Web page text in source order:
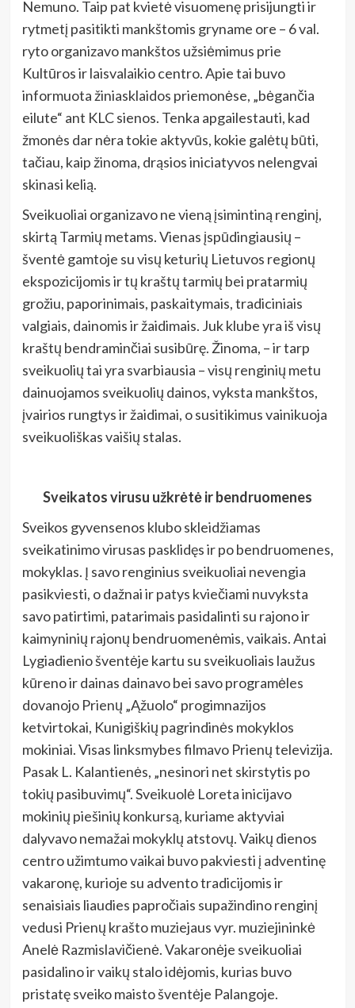
Nemuno. Taip pat kvietė visuomenę prisijungti ir
rytmetį pasitikti mankštomis gryname ore – 6 val.
ryto organizavo mankštos užsiėmimus prie
Kultūros ir laisvalaikio centro. Apie tai buvo
informuota žiniasklaidos priemonėse, „bėgančia
eilute“ ant KLC sienos. Tenka apgailestauti, kad
žmonės dar nėra tokie aktyvūs, kokie galėtų būti,
tačiau, kaip žinoma, drąsios iniciatyvos nelengvai
skinasi kelią.
Sveikuoliai organizavo ne vieną įsimintiną renginį,
skirtą Tarmių metams. Vienas įspūdingiausių –
šventė gamtoje su visų keturių Lietuvos regionų
ekspozicijomis ir tų kraštų tarmių bei pratarmių
grožiu, paporinimais, paskaitymais, tradiciniais
valgiais, dainomis ir žaidimais. Juk klube yra iš visų
kraštų bendraminčiai susibūrę. Žinoma, – ir tarp
sveikuolių tai yra svarbiausia – visų renginių metu
dainuojamos sveikuolių dainos, vyksta mankštos,
įvairios rungtys ir žaidimai, o susitikimus vainikuoja
sveikuoliškas vaišių stalas.
Sveikatos virusu užkrėtė ir bendruomenes
Sveikos gyvensenos klubo skleidžiamas
sveikatinimo virusas pasklidęs ir po bendruomenes,
mokyklas. Į savo renginius sveikuoliai nevengia
pasikviesti, o dažnai ir patys kviečiami nuvyksta
savo patirtimi, patarimais pasidalinti su rajono ir
kaimyninių rajonų bendruomenėmis, vaikais. Antai
Lygiadienio šventėje kartu su sveikuoliais laužus
kūreno ir dainas dainavo bei savo programėles
dovanojo Prienų „Ąžuolo“ progimnazijos
ketvirtokai, Kunigiškių pagrindinės mokyklos
mokiniai. Visas linksmybes filmavo Prienų televizija.
Pasak L. Kalantienės, „nesinori net skirstytis po
tokių pasibuvimų“. Sveikuolė Loreta inicijavo
mokinių piešinių konkursą, kuriame aktyviai
dalyvavo nemažai mokyklų atstovų. Vaikų dienos
centro užimtumo vaikai buvo pakviesti į adventinę
vakaronę, kurioje su advento tradicijomis ir
senaisiais liaudies papročiais supažindino renginį
vedusi Prienų krašto muziejaus vyr. muziejininkė
Anelė Razmislavičienė. Vakaronėje sveikuoliai
pasidalino ir vaikų stalo idėjomis, kurias buvo
pristatę sveiko maisto šventėje Palangoje.